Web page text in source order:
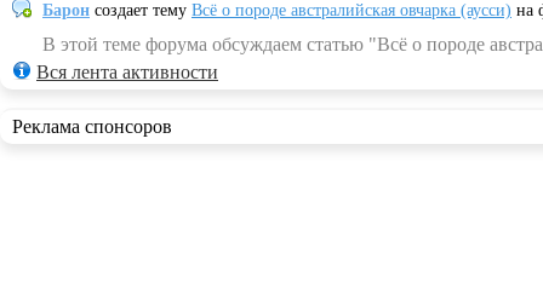
Барон создает тему Всё о породе австралийская овчарка (аусси) на
В этой теме форума обсуждаем статью "Всё о породе
Вся лента активности
Реклама спонсоров